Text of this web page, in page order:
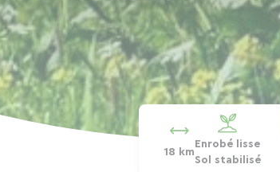
18 km
Enrobé lisse
Sol stabilisé